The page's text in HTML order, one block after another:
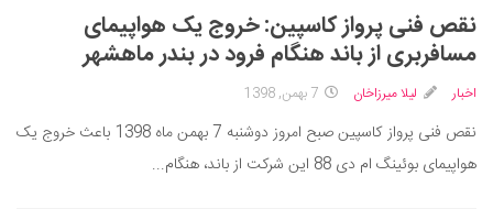
نقص فنی پرواز کاسپین: خروج یک هواپیمای
مسافربری از باند هنگام فرود در بندر ماهشهر
اخبار لیلا میرزاخان 7 بهمن, 1398
نقص فنی پرواز کاسپین صبح امروز دوشنبه 7 بهمن ماه 1398 باعث خروج یک
هواپیمای بوئینگ ام دی 88 این شرکت از باند، هنگام...